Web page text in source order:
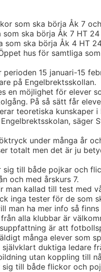
som ska börja Åk 7
som ska börja Åk 7 HT 24
som ska börja Åk 4 HT
hus för samtliga
perioden 15 januari-15
på Engelbrektsskollan.
en möjlighet för elever
På så sätt får
teoretiska kunskaper
under många år
totalt men det är ju
sig till både pojkar och
och med årskurs 7.
man kallad till test med
inga tester för de som
man ha mer info så
alla klubbar är
är att
många elever som
självklart duktiga ledare
utan koppling till
till både flickor och